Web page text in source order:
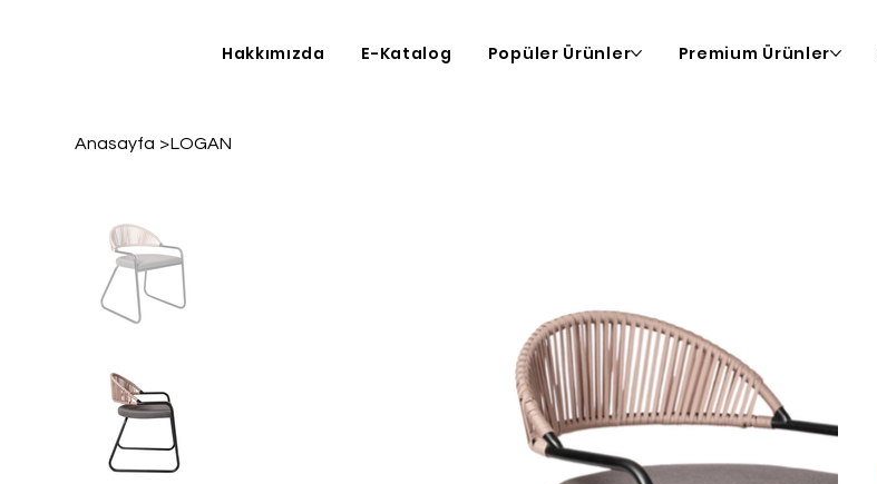
Hakkımızda E-Katalog Popüler Ürünler Premium Ürünler
Anasayfa >LOGAN